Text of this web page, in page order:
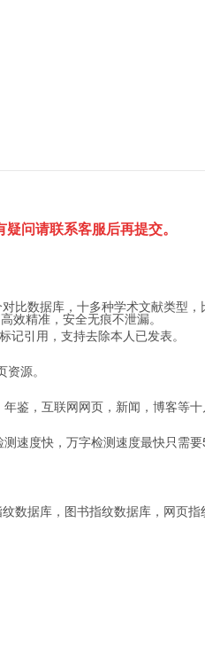
问请联系客服后再提交。
数据库，十多种学术文献类型
效精准，安全无痕不泄漏。
引用，支持去除本人已发表。
源。
鉴，互联网网页，新闻，博客等十
度快，万字检测速度最快只需
据库，图书指纹数据库，网页指